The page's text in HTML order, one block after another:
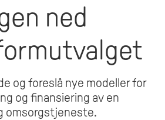
ned
og foreslå nye modeller for
og finansiering av en
omsorgstjeneste.